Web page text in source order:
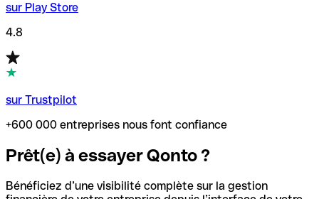
sur Play Store
4.8
sur Trustpilot
+600 000 entreprises nous font confiance
Prêt(e) à essayer Qonto ?
Bénéficiez d’une visibilité complète sur la gestion